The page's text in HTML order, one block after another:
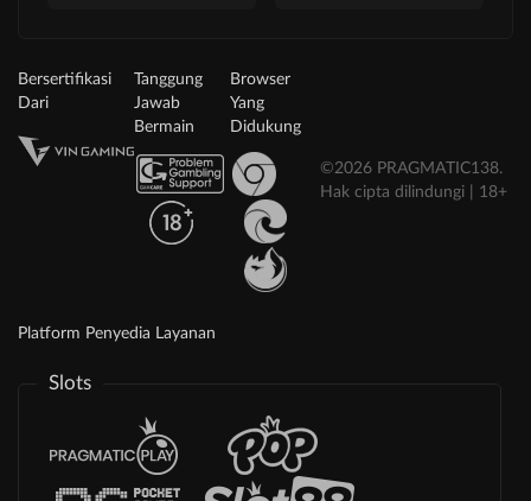
Bersertifikasi
Dari
Tanggung
Jawab
Bermain
Browser
Yang
Didukung
©2026 PRAGMATIC138.
Hak cipta dilindungi | 18+
Platform Penyedia Layanan
Slots